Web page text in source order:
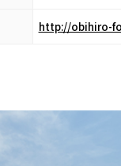
http://obihiro-